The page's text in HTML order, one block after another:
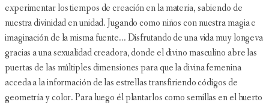
experimentar los tiempos de creación en la materia, sabiendo de
nuestra divinidad en unidad. Jugando como niños con nuestra magia e
imaginación de la misma fuente... Disfrutando de una vida muy longeva
gracias a una sexualidad creadora, donde el divino masculino abre las
puertas de las múltiples dimensiones para que la divina femenina
acceda a la información de las estrellas transfiriendo códigos de
geometría y color. Para luego él plantarlos como semillas en el huerto